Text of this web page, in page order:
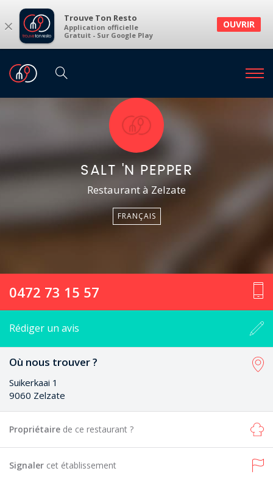
× Trouve Ton Resto
Application officielle
Gratuit - Sur Google Play
OUVRIR
SALT 'N PEPPER
Restaurant à Zelzate
FRANÇAIS
0472 73 15 57
Rédiger un avis
Où nous trouver ?
Suikerkaai 1
9060 Zelzate
Propriétaire de ce restaurant ?
Signaler cet établissement